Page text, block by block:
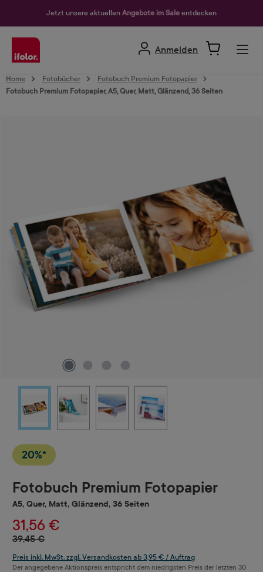
Jetzt unsere aktuellen Angebote im Sale entdecken
Anmelden
Home Fotobücher
Fotobuch Premium Fotopapier
Fotobuch Premium Fotopapier, A5, Quer, Matt, Glänzend, 36 Seiten
20%*
Fotobuch Premium Fotopapier
A5, Quer, Matt, Glänzend, 36 Seiten
31,56 €
39,45 €
Preis inkl. MwSt. zzgl. Versandkosten ab 3,95 € / Auftrag
Der angegebene Aktionspreis entspricht dem niedrigsten Preis der letzten 30